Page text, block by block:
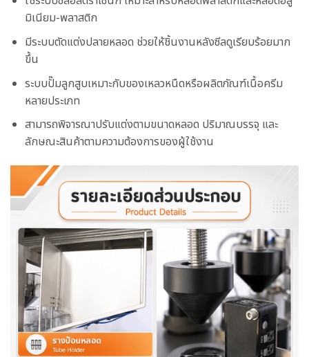
มิเนียม-พลาสติก
มีระบบตัดแต่งปลายหลอด ช่วยให้ชิ้นงานหลังซีลดูเรียบร้อยมาก
ขึ้น
ระบบปั๊มลูกสูบเหมาะกับของเหลวหนืดหรือผลิตภัณฑ์เนื้อครีม
หลายประเภท
สามารถพิจารณาปรับแต่งตามขนาดหลอด ปริมาณบรรจุ และ
ลักษณะสินค้าตามความต้องการของผู้ใช้งาน